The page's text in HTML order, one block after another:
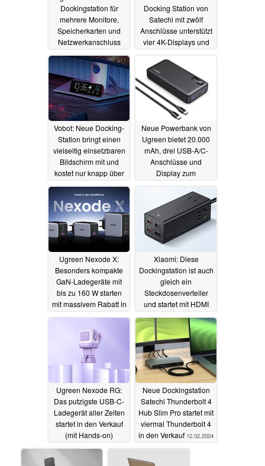
Dockingstation für
mehrere Monitore,
Speicherkarten und
Netzwerkanschluss
startet auf Amazon mit
Rabatt 15.10.2024
Docking Station von
Satechi mit zwölf
Anschlüsse unterstützt
vier 4K-Displays und
Vobot: Neue Docking-
Station bringt einen
vielseitig einsetzbaren
Bildschirm mit und
kostet nur knapp über
50 Euro07.05.2024
Neue Powerbank von
Ugreen bietet 20.000
mAh, drei USB-A/C-
Anschlüsse und
Display zum
überschaubaren Preis
12.04.2024
Ugreen Nexode X:
Besonders kompakte
GaN-Ladegeräte mit
bis zu 160 W starten
mit massivem Rabatt in
den Verkauf03.04.2024
Xiaomi: Diese
Dockingstation ist auch
gleich ein
Steckdosenverteiler
und startet mit HDMI
01.04.2024
Ugreen Nexode RG:
Das putzigste USB-C-
Ladegerät aller Zeiten
startet in den Verkauf
(mit Hands-on)
20.03.2024
Neue Dockingstation
Satechi Thunderbolt 4
Hub Slim Pro startet mit
viermal Thunderbolt 4
in den Verkauf 12.02.2024